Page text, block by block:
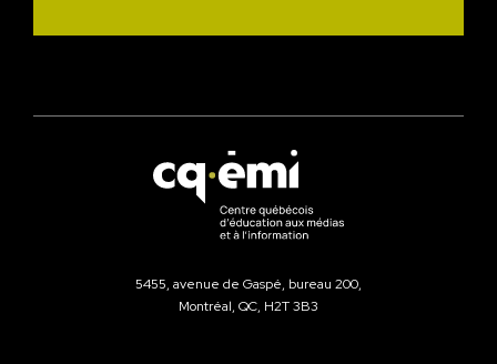
5455, avenue de Gaspé, bureau 200,
Montréal, QC, H2T 3B3